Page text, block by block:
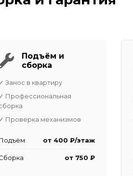
Подъём и
сборка
✓ Занос в квартиру
✓ Профессиональная
✓ Проверка механизмов
от 400 ₽/этаж
от 750 ₽